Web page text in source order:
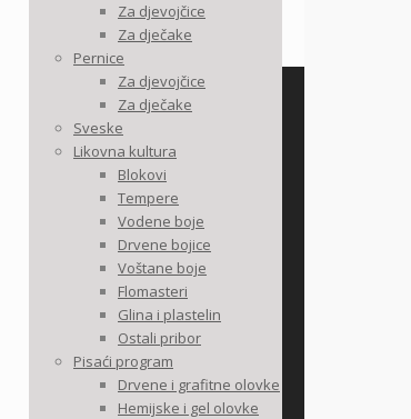
Za djevojčice
Za dječake
Pernice
Za djevojčice
Za dječake
Sveske
Likovna kultura
Blokovi
Tempere
Vodene boje
Drvene bojice
Voštane boje
Flomasteri
Glina i plastelin
Ostali pribor
Pisaći program
Drvene i grafitne olovke
Hemijske i gel olovke